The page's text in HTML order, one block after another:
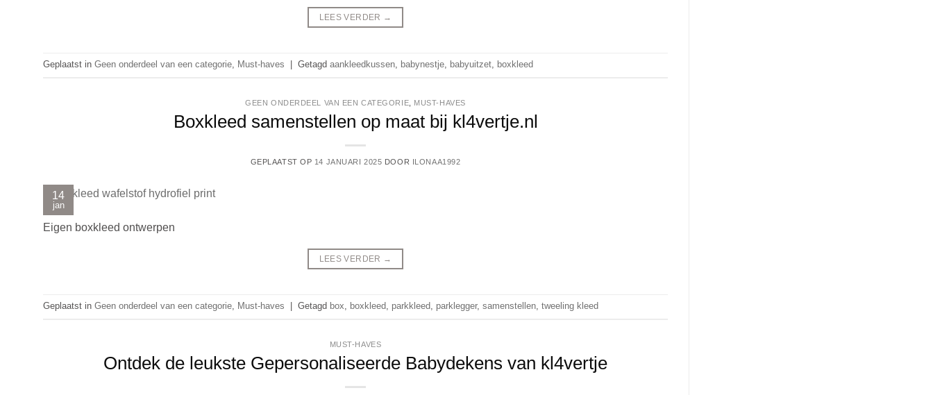
LEES VERDER →
Geplaatst in Geen onderdeel van een categorie, Must-haves Getagd aankleedkussen, babynestje, babyuitzet, boxkleed
GEEN ONDERDEEL VAN EEN CATEGORIE MUST-HAVES
Boxkleed samenstellen op maat bij kl4vertje.nl
GEPLAATST OP 14 JANUARI 2025 DOOR ILONAA1992
14
jan
Eigen boxkleed ontwerpen
LEES VERDER →
Geplaatst in Geen onderdeel van een categorie, Must-haves Getagd box, boxkleed, parkkleed, parklegger, samenstellen, tweeling kleed
MUST-HAVES
Ontdek de leukste Gepersonaliseerde Babydekens van kl4vertje